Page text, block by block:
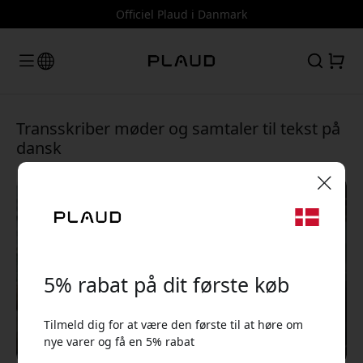
Officiel Plaud i Danmark
Transskriber møder og samtaler til tekst på
dansk
5% rabat på dit første køb
Tilmeld dig for at være den første til at høre om
nye varer og få en 5% rabat
🎉 Din rabatkode:
Brug denne kode ved kassen for at få 5% rabat.